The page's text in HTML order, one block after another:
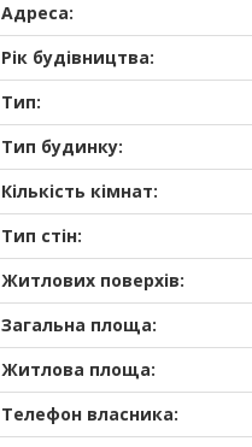
Адреса:
Рік будівництва:
Тип:
Тип будинку:
Кількість кімнат:
Тип стін:
Житлових поверхів:
Загальна площа:
Житлова площа:
Телефон власника: